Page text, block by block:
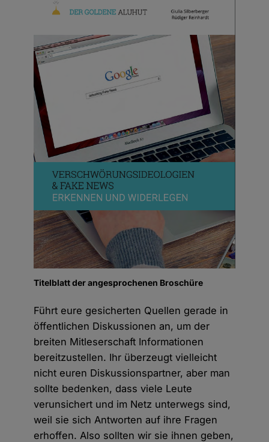
Titelblatt der angesprochenen Broschüre
Führt eure gesicherten Quellen gerade in
öffentlichen Diskussionen an, um der
breiten Mitleserschaft Informationen
bereitzustellen. Ihr überzeugt vielleicht
nicht euren Diskussionspartner, aber man
sollte bedenken, dass viele Leute
verunsichert und im Netz unterwegs sind,
weil sie sich Antworten auf ihre Fragen
erhoffen. Also sollten wir sie ihnen geben,